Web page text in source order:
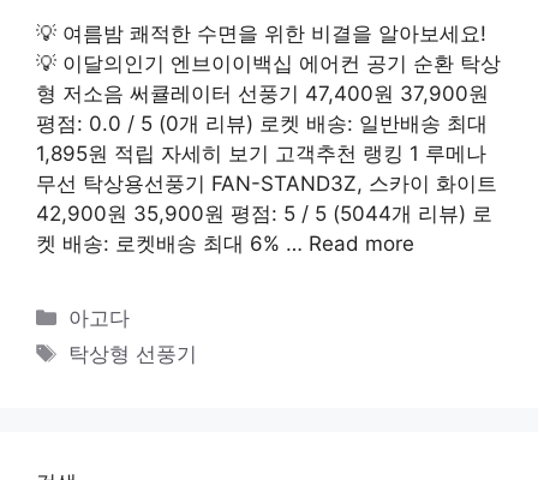
💡 여름밤 쾌적한 수면을 위한 비결을 알아보세요!
💡 이달의인기 엔브이이백십 에어컨 공기 순환 탁상
형 저소음 써큘레이터 선풍기 47,400원 37,900원
평점: 0.0 / 5 (0개 리뷰) 로켓 배송: 일반배송 최대
1,895원 적립 자세히 보기 고객추천 랭킹 1 루메나
무선 탁상용선풍기 FAN-STAND3Z, 스카이 화이트
42,900원 35,900원 평점: 5 / 5 (5044개 리뷰) 로
켓 배송: 로켓배송 최대 6% … Read more
카
테
고
아고다
태
탁상형 선풍기